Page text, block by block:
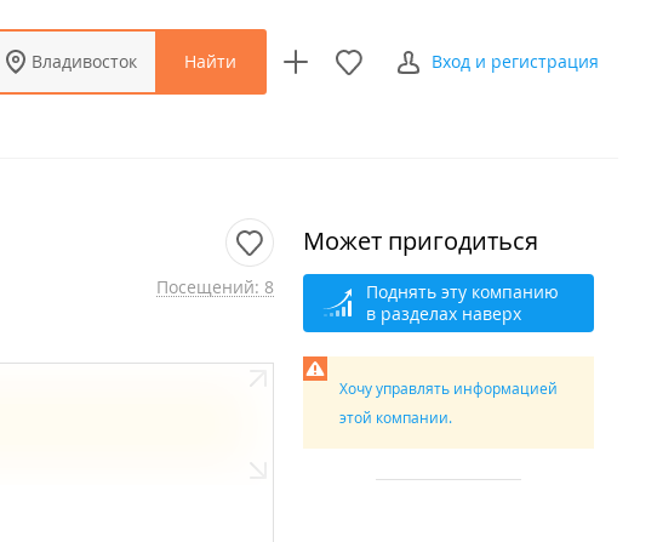
Владивосток Найти Вход и регистрация
Посещений: 8
Может пригодиться
Поднять эту компанию
в разделах наверх
Хочу управлять информацией
этой компании.